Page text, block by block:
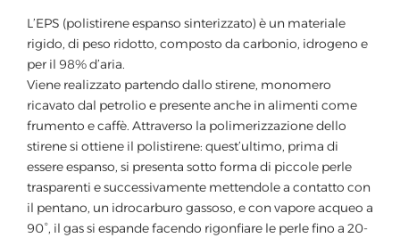
L’EPS (polistirene espanso sinterizzato) è un materiale
rigido, di peso ridotto, composto da carbonio, idrogeno e
per il 98% d’aria.
Viene realizzato partendo dallo stirene, monomero
ricavato dal petrolio e presente anche in alimenti come
frumento e caffè. Attraverso la polimerizzazione dello
stirene si ottiene il polistirene: quest’ultimo, prima di
essere espanso, si presenta sotto forma di piccole perle
trasparenti e successivamente mettendole a contatto con
il pentano, un idrocarburo gassoso, e con vapore acqueo a
90°, il gas si espande facendo rigonfiare le perle fino a 20-